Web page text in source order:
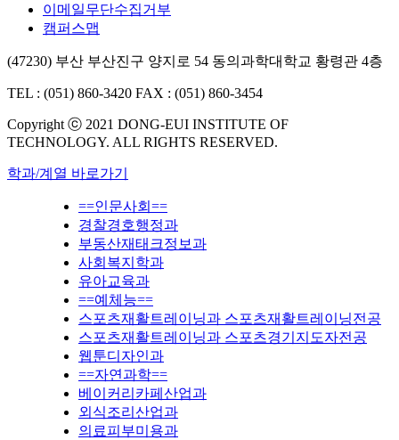
이메일무단수집거부
캠퍼스맵
(47230) 부산 부산진구 양지로 54 동의과학대학교 황령관 4층
TEL : (051) 860-3420 FAX : (051) 860-3454
Copyright ⓒ 2021 DONG-EUI INSTITUTE OF
TECHNOLOGY. ALL RIGHTS RESERVED.
학과/계열 바로가기
==인문사회==
경찰경호행정과
부동산재태크정보과
사회복지학과
유아교육과
==예체능==
스포츠재활트레이닝과 스포츠재활트레이닝전공
스포츠재활트레이닝과 스포츠경기지도자전공
웹툰디자인과
==자연과학==
베이커리카페산업과
외식조리산업과
의료피부미용과